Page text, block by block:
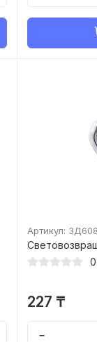
Артикул:
0
227 ₸
−